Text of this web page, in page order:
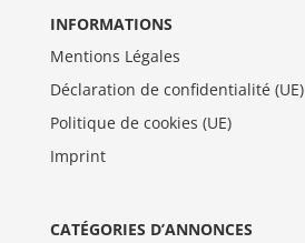
INFORMATIONS
Mentions Légales
Déclaration de confidentialité (UE)
Politique de cookies (UE)
Imprint
CATÉGORIES D’ANNONCES